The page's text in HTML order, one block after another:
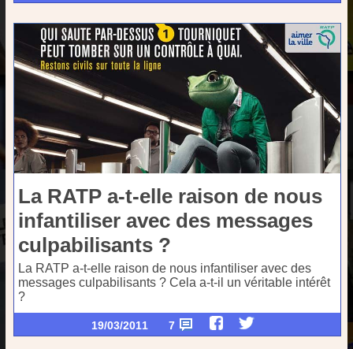
La RATP a-t-elle raison de nous
infantiliser avec des messages
culpabilisants ?
La RATP a-t-elle raison de nous infantiliser avec des
messages culpabilisants ? Cela a-t-il un véritable intérêt
?
19/03/2011 7